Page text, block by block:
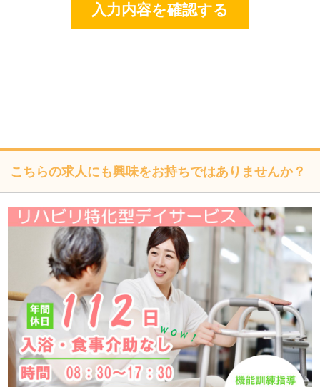
個人情報は、適法かつ適正な方法で取得します。
個人情報の取扱いについて
株式会社フォーテック（以下「当社」といいます）は、当プ
ライバシーポリシーを掲示し、当プライバシーポリシーに準
拠して提供されるサービス（以下「本サービス」といいま
す）の利用企業・団体等（以下「利用企業等」といいます）
および本サービスをご利用になる方（以下「ユーザー」とい
います）のプライバシーを尊重し、ユーザーの個人情報の管
理に細心の注意を払い、これを取扱うものとします。
こちらの求人にも興味をお持ちではありませんか？